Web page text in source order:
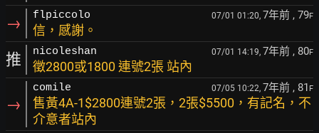
→ flpiccolo 07/01 01:20, 7年前 , 79F
信，感謝。
推 nicoleshan 07/01 14:19, 7年前 , 80F
徵2800或1800 連號2張 站內
→
comile 07/05 10:22, 7年前 , 81 F
售黃4A-1$2800連號2張，2張$5500，有記名，不
介意者站內